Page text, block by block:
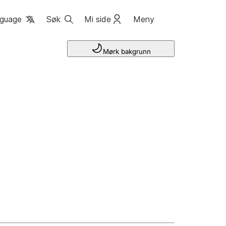
Søk Mi side Meny
Mørk bakgrunn